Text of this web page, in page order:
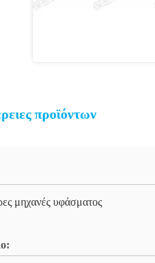
προϊόντων
μηχανές υφάσματος